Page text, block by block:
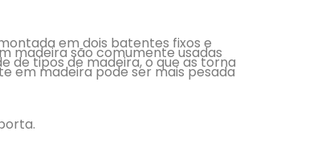
em dois batentes fixos e
madeira são comumente usadas
de tipos de madeira, o que as torna
em madeira pode ser mais pesada